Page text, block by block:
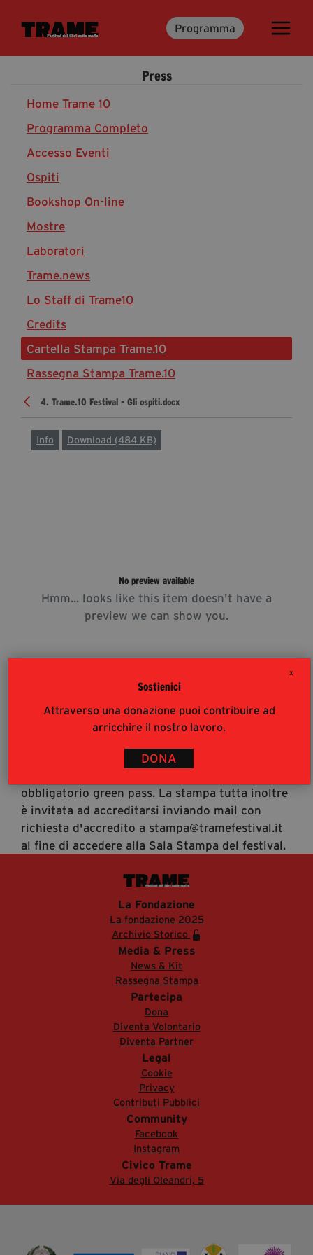
X
Sostienici
Attraverso una donazione puoi contribuire ad
arricchire il nostro lavoro.
DONA
Programma
Trame.15
Libri | Trame.15
Media & Press
News & Kit
Accrediti Stampa | Trame.15
Cartella Stampa
Rassegna Stampa
Partecipa
Diventa Partner
Sostienici
Fondazione Trame
La fondazione 2025
Contatti
info@tramefestival.it
Press
4. Trame.10 Festival - Gli ospiti.docx
Info Download (484 KB)
No preview available
Hmm... looks like this item doesn't have a
preview we can show you.
Accrediti Stampa
Accrediti Stampa. L'accesso al festival ai
pubblico (https://www.tramefestival.it/accesso-
obbligatorio green pass. La stampa tutta inoltre
è invitata ad accreditarsi inviando mail con
richiesta d'accredito a stampa@tramefestival.it
al fine di accedere alla Sala Stampa del festival.
Home Trame 10
Programma Completo
Accesso Eventi
Ospiti
Bookshop On-line
Mostre
Laboratori
Trame.news
Lo Staff di Trame10
Credits
Cartella Stampa Trame.10
Rassegna Stampa Trame.10
La Fondazione
La fondazione 2025
Archivio Storico
Media & Press
News & Kit
Rassegna Stampa
Partecipa
Dona
Diventa Volontario
Diventa Partner
Legal
Cookie
Privacy
Contributi Pubblici
Community
Facebook
Instagram
Civico Trame
Via degli Oleandri, 5